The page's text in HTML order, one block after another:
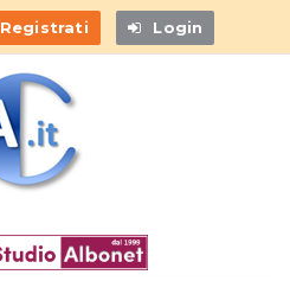
Registrati Login